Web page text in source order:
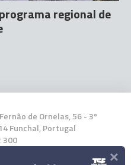
regional de
de Ornelas, 56 - 3º
Funchal, Portugal
300
×